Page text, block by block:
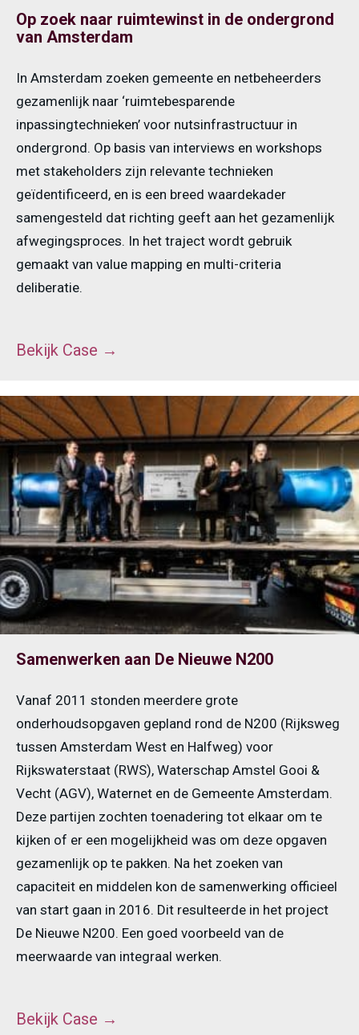
Op zoek naar ruimtewinst in de ondergrond
van Amsterdam
In Amsterdam zoeken gemeente en netbeheerders
gezamenlijk naar ‘ruimtebesparende
inpassingtechnieken’ voor nutsinfrastructuur in
ondergrond. Op basis van interviews en workshops
met stakeholders zijn relevante technieken
geïdentificeerd, en is een breed waardekader
samengesteld dat richting geeft aan het gezamenlijk
afwegingsproces. In het traject wordt gebruik
gemaakt van value mapping en multi-criteria
deliberatie.
Bekijk Case →
Samenwerken aan De Nieuwe N200
Vanaf 2011 stonden meerdere grote
onderhoudsopgaven gepland rond de N200 (Rijksweg
tussen Amsterdam West en Halfweg) voor
Rijkswaterstaat (RWS), Waterschap Amstel Gooi &
Vecht (AGV), Waternet en de Gemeente Amsterdam.
Deze partijen zochten toenadering tot elkaar om te
kijken of er een mogelijkheid was om deze opgaven
gezamenlijk op te pakken. Na het zoeken van
capaciteit en middelen kon de samenwerking officieel
van start gaan in 2016. Dit resulteerde in het project
De Nieuwe N200. Een goed voorbeeld van de
meerwaarde van integraal werken.
Bekijk Case →